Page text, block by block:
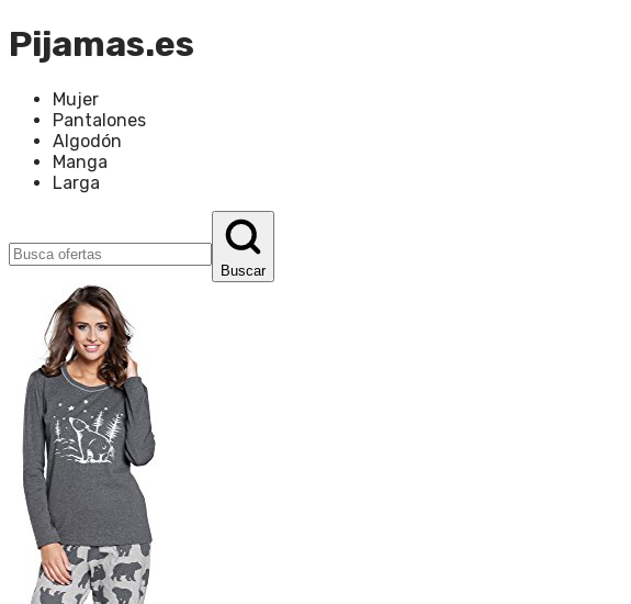
Pijamas.es
Mujer
Pantalones
Algodón
Manga
Larga
Buscar